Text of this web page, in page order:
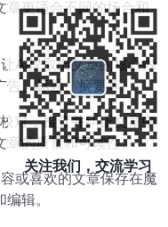
章更适合不同的场合和
AI提取出文章的核心内
告、标题、摘要等。
对，检查并纠正文章中
章的质量和可读性。
或喜欢的文章保存在魔
辑。
关注我们，交流学习